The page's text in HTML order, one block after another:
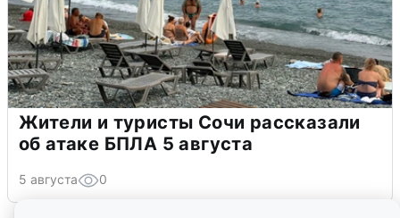
Жители и туристы Сочи рассказали
об атаке БПЛА 5 августа
5 августа 0